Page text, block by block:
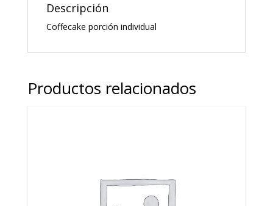
Descripción
Coffecake porción individual
Productos relacionados